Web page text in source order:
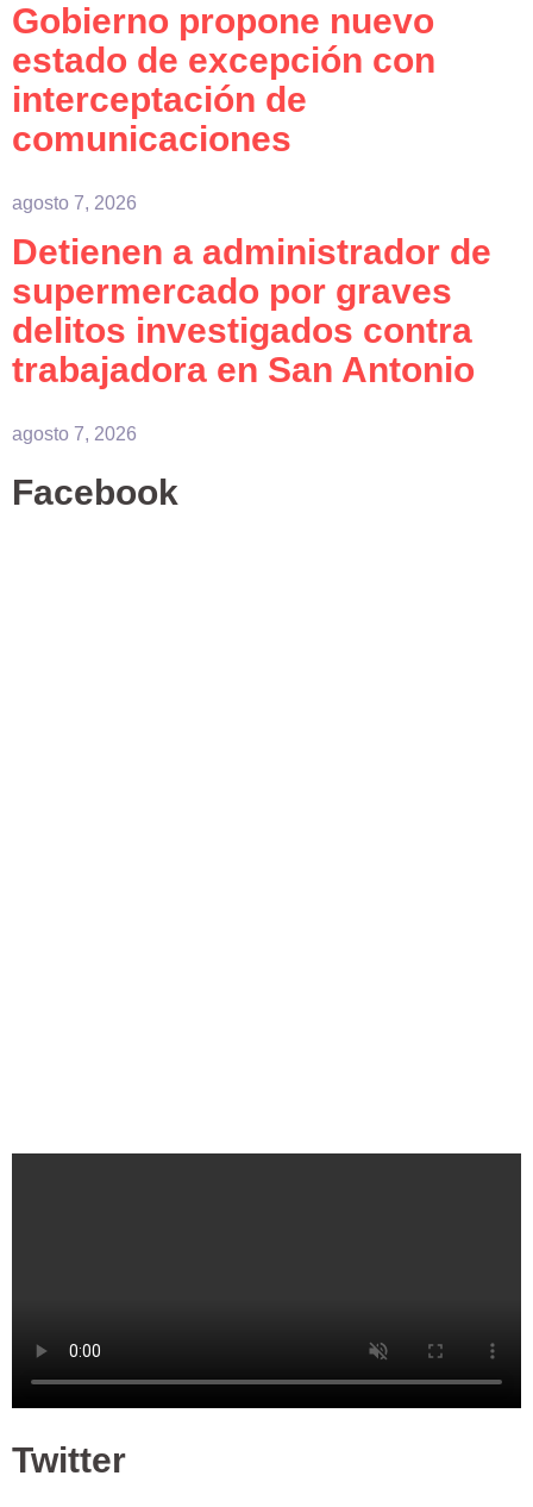
Gobierno propone nuevo
estado de excepción con
interceptación de
comunicaciones
agosto 7, 2026
Detienen a administrador de
supermercado por graves
delitos investigados contra
trabajadora en San Antonio
agosto 7, 2026
Facebook
Twitter